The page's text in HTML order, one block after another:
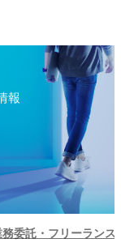
報
務委託・フリーランス